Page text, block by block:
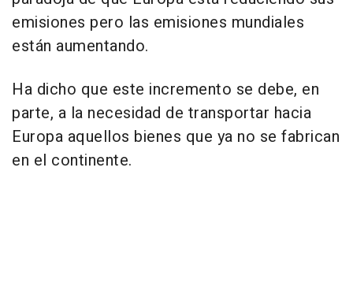
emisiones pero las emisiones mundiales
están aumentando.
Ha dicho que este incremento se debe, en
parte, a la necesidad de transportar hacia
Europa aquellos bienes que ya no se fabrican
en el continente.